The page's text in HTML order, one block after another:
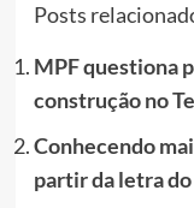
Posts
MPF questiona
construção no
Conhecendo
partir da letra do